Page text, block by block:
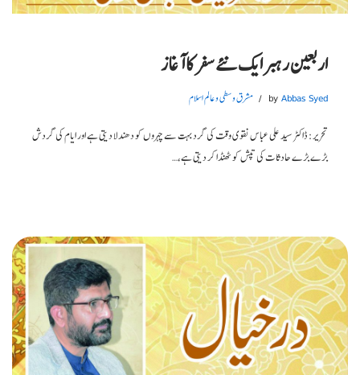
اربعین رہبر ایک نئے سفر کا آغاز
by Abbas Syed مشرق وسطی و عالم اسلام
تحریر: ڈاکٹر سید علی عباس نقوی وقت کی گرد بہت سے چہروں کو دھندلا دیتی ہے اور ایام کی گردش
بڑے بڑے حادثات کی تپش کو ٹھنڈا کر دیتی ہے،…